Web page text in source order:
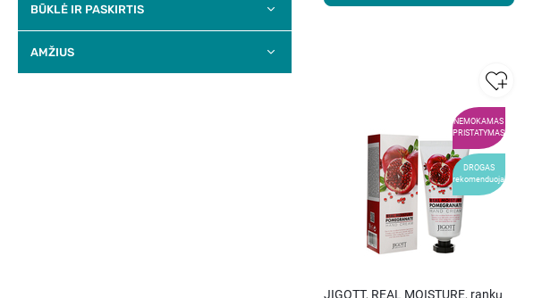
BŪKLĖ IR PASKIRTIS
AMŽIUS
NEMOKAMAS
PRISTATYMAS
DROGAS
rekomenduoja
JIGOTT, REAL MOISTURE, rankų